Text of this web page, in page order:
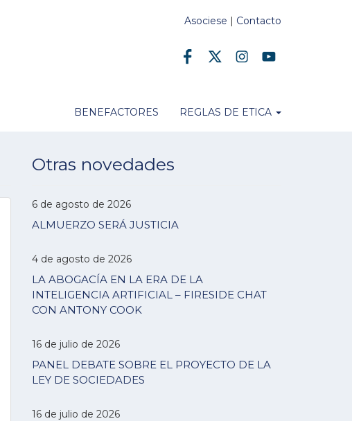
Asociese | Contacto
BENEFACTORES REGLAS DE ETICA
Otras novedades
6 de agosto de 2026
ALMUERZO SERÁ JUSTICIA
4 de agosto de 2026
LA ABOGACÍA EN LA ERA DE LA
INTELIGENCIA ARTIFICIAL – FIRESIDE CHAT
CON ANTONY COOK
16 de julio de 2026
PANEL DEBATE SOBRE EL PROYECTO DE LA
LEY DE SOCIEDADES
16 de julio de 2026